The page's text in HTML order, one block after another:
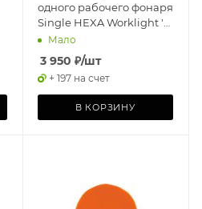
одного рабочего фонаря
Single HEXA Worklight 's
Tripod
Мало
3 950 ₽/шт
+ 197 на счет
В КОРЗИНУ